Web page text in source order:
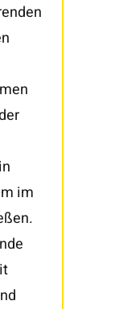
im